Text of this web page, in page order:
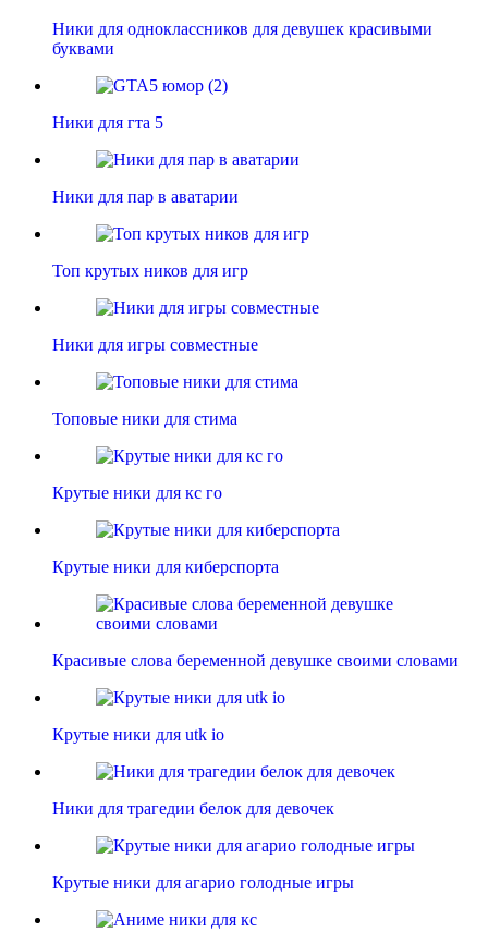
Ники для одноклассников для девушек красивыми
буквами
Ники для гта 5
Ники для пар в аватарии
Топ крутых ников для игр
Ники для игры совместные
Топовые ники для стима
Крутые ники для кс го
Крутые ники для киберспорта
Красивые слова беременной девушке своими словами
Крутые ники для utk io
Ники для трагедии белок для девочек
Крутые ники для агарио голодные игры